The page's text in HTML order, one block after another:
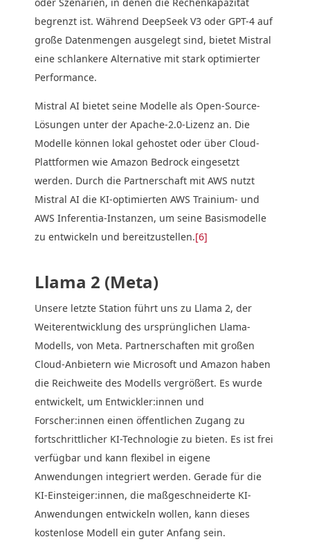
begrenzt ist. Während DeepSeek V3 oder GPT-4 auf
große Datenmengen ausgelegt sind, bietet Mistral
eine schlankere Alternative mit stark optimierter
Performance.
Mistral AI bietet seine Modelle als Open-Source-
Lösungen unter der Apache-2.0-Lizenz an. Die
Modelle können lokal gehostet oder über Cloud-
Plattformen wie Amazon Bedrock eingesetzt
werden. Durch die Partnerschaft mit AWS nutzt
Mistral AI die KI-optimierten AWS Trainium- und
AWS Inferentia-Instanzen, um seine Basismodelle
zu entwickeln und bereitzustellen.[6]
Llama 2 (Meta)
Unsere letzte Station führt uns zu Llama 2, der
Weiterentwicklung des ursprünglichen Llama-
Modells, von Meta. Partnerschaften mit großen
Cloud-Anbietern wie Microsoft und Amazon haben
die Reichweite des Modells vergrößert. Es wurde
entwickelt, um Entwickler:innen und
Forscher:innen einen öffentlichen Zugang zu
fortschrittlicher KI-Technologie zu bieten. Es ist frei
verfügbar und kann flexibel in eigene
Anwendungen integriert werden. Gerade für die
KI-Einsteiger:innen, die maßgeschneiderte KI-
Anwendungen entwickeln wollen, kann dieses
kostenlose Modell ein guter Anfang sein.